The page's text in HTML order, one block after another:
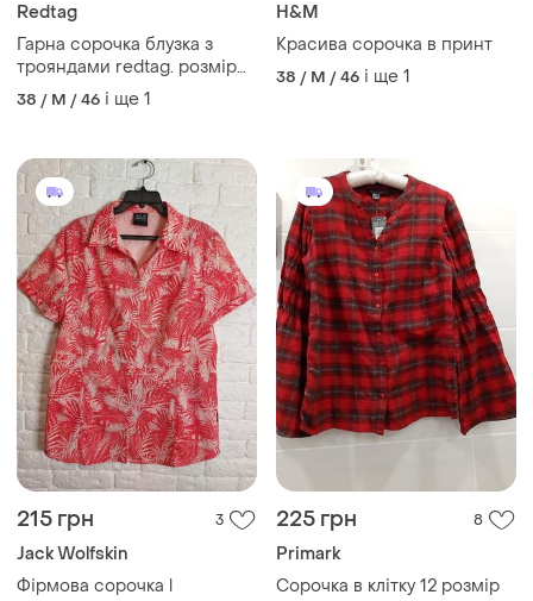
Redtag
Гарна сорочка блузка з
трояндами redtag. розмір
38/40
38 / M / 46 і ще 1
H&M
Красива сорочка в принт
38 / M / 46 і ще 1
215 грн 3
Jack Wolfskin
Фірмова сорочка l
225 грн 8
Primark
Сорочка в клітку 12 розмір